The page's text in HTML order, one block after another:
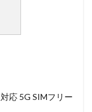
応 5G SIMフリー